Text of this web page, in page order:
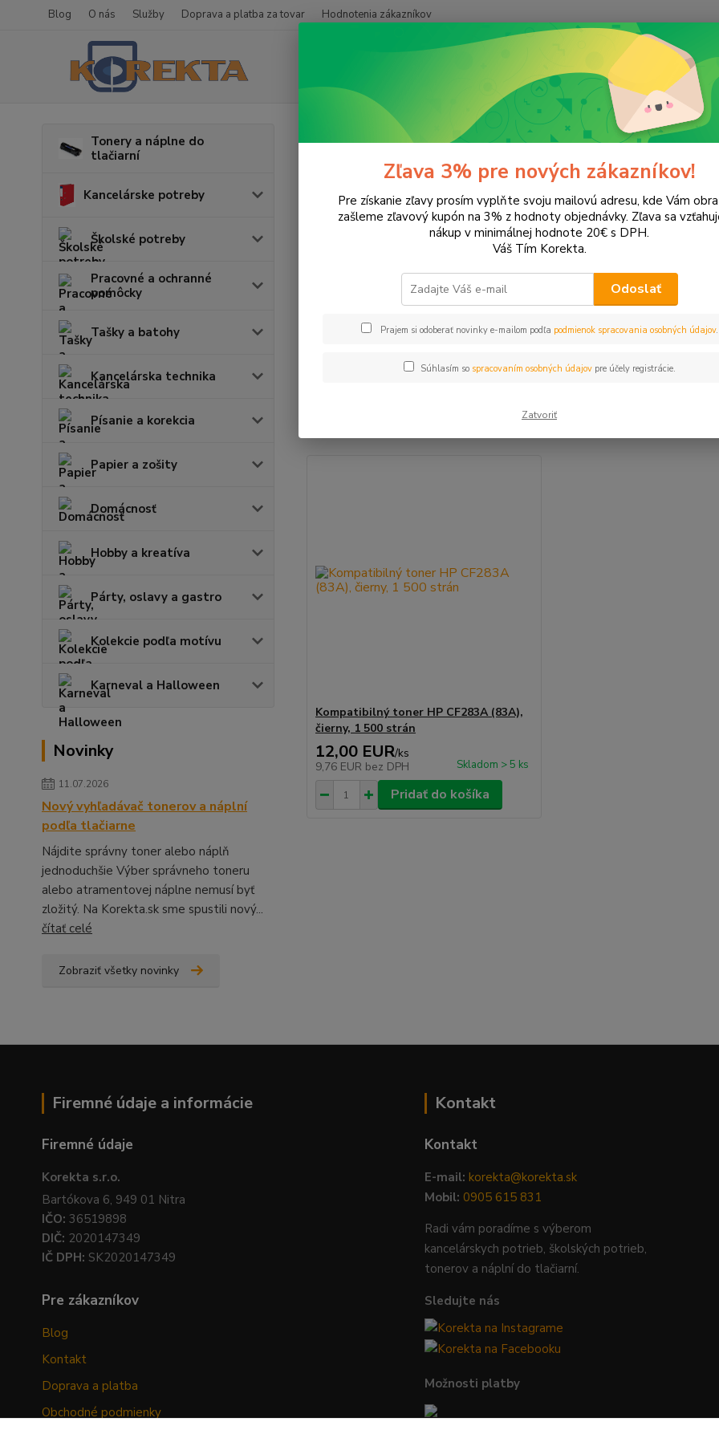
Blog O nás Služby Doprava a platba za tovar Hodnotenia zákazníkov
Tonery a náplne do
tlačiarní
Kancelárske potreby
Školské potreby
Pracovné a ochranné
pomôcky
Tašky a batohy
Kancelárska technika
Písanie a korekcia
Papier a zošity
Domácnosť
Hobby a kreatíva
Párty, oslavy a gastro
Kolekcie podľa motívu
Karneval a Halloween
Novinky
11.07.2026
Nový vyhľadávač tonerov a náplní
podľa tlačiarne
Nájdite správny toner alebo náplň
jednoduchšie Výber správneho toneru
alebo atramentovej náplne nemusí byť
zložitý. Na Korekta.sk sme spustili nový...
čítať celé
Zobraziť všetky novinky
Tonery a náplne do tlačiarní Hewlett Packard HP LaserJet Pro
M127fw
Upresniť parametre
EUR Od
Kompatibilný toner HP CF283A (83A),
čierny, 1 500 strán
12,00 EUR/ks
9,76 EUR bez DPH Skladom > 5 ks
Pridať do košíka
Firemné údaje a informácie
Firemné údaje
Korekta s.r.o.
Bartókova 6, 949 01 Nitra
IČO: 36519898
DIČ: 2020147349
IČ DPH: SK2020147349
Pre zákazníkov
Blog
Kontakt
Doprava a platba
Obchodné podmienky
Kontakt
Kontakt
E-mail: korekta@korekta.sk
Mobil: 0905 615 831
Radi vám poradíme s výberom
kancelárskych potrieb, školských potrieb,
tonerov a náplní do tlačiarní.
Sledujte nás
Možnosti platby
Zľava 3% pre nových zákazníkov!
Pre získanie zľavy prosím vyplňte svoju mailovú adresu, kde Vám
zašleme zľavový kupón na 3% z hodnoty objednávky. Zľava sa
nákup v minimálnej hodnote 20€ s DPH.
Váš Tím Korekta.
Odoslať
Prajem si odoberať novinky e-mailom podľa podmienok spracovania osobných údajov.
Súhlasím so spracovaním osobných údajovpre účely registrácie.
Zatvoriť